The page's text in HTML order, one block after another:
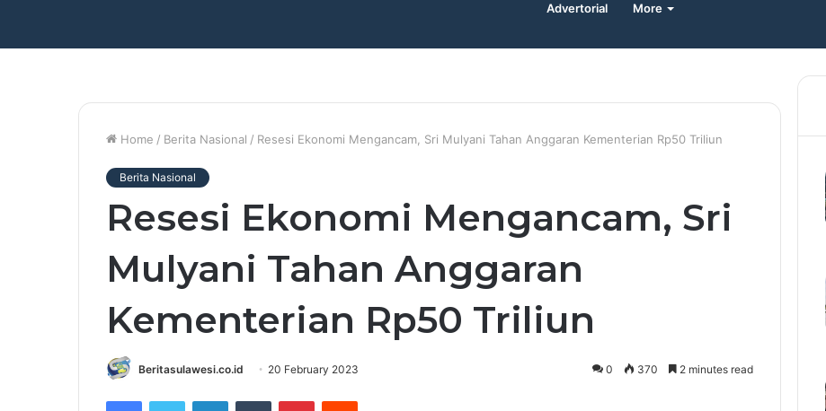
Advertorial More
Home / Berita Nasional / Resesi Ekonomi Mengancam, Sri Mulyani Tahan Anggaran Kementerian Rp50 Triliun
Berita Nasional
Resesi Ekonomi Mengancam, Sri
Mulyani Tahan Anggaran
Kementerian Rp50 Triliun
Beritasulawesi.co.id 20 February 2023 0 370 2 minutes read